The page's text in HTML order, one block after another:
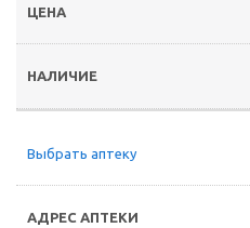
Выбрать аптеку